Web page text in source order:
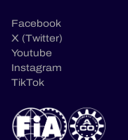
Facebook
X (Twitter)
Youtube
Instagram
TikTok